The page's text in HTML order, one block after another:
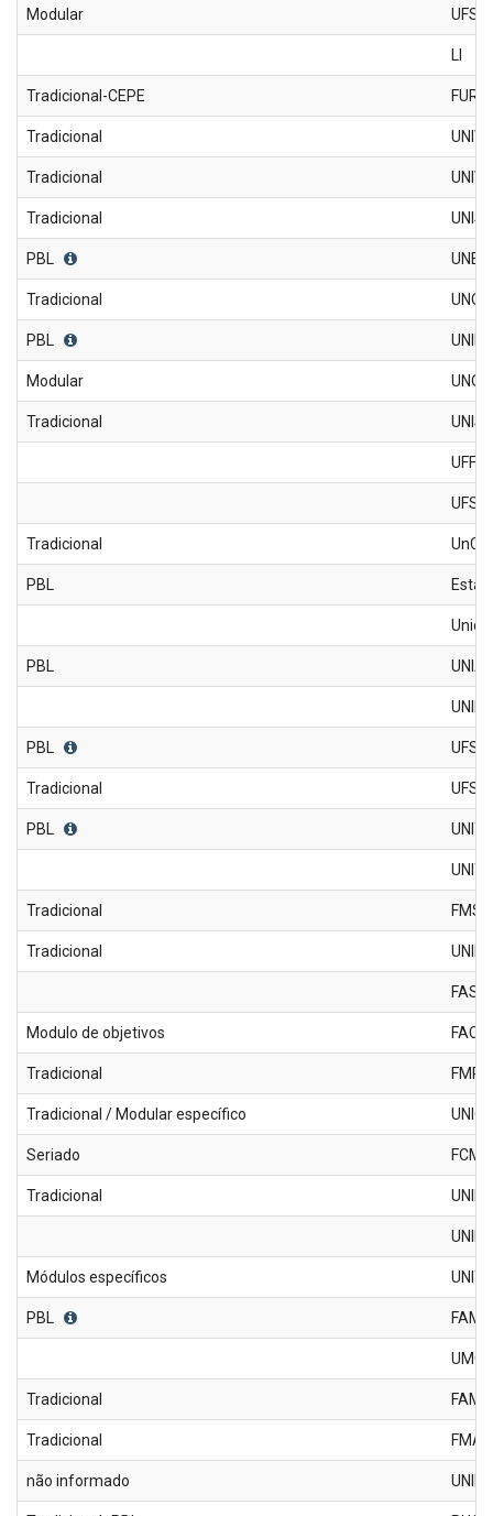
Modular UFSC
LI
Tradicional-CEPE FURB
Tradicional
Tradicional
Tradicional
PBL
Tradicional
PBL
Modular
Tradicional
UFFS
Tradicional UnC
PBL
PBL
PBL UFS/
Tradicional UFS
PBL UNIT
UNIT
Tradicional
Tradicional
FASM
Modulo de objetivos
Tradicional
Tradicional / Modular específico
Seriado
Tradicional
Módulos específicos
PBL
UMC
Tradicional
Tradicional
não informado